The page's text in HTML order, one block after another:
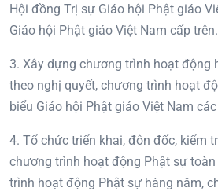
Hội đồng Trị sự Giáo hội Phật giáo
Giáo hội Phật giáo Việt Nam cấp trên.
3. Xây dựng chương trình hoạt động
theo nghị quyết, chương trình hoạt
biểu Giáo hội Phật giáo Việt Nam
4. Tổ chức triển khai, đôn đốc, kiểm
chương trình hoạt động Phật sự
trình hoạt động Phật sự hàng năm,